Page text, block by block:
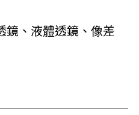
鏡、液體透鏡、像差